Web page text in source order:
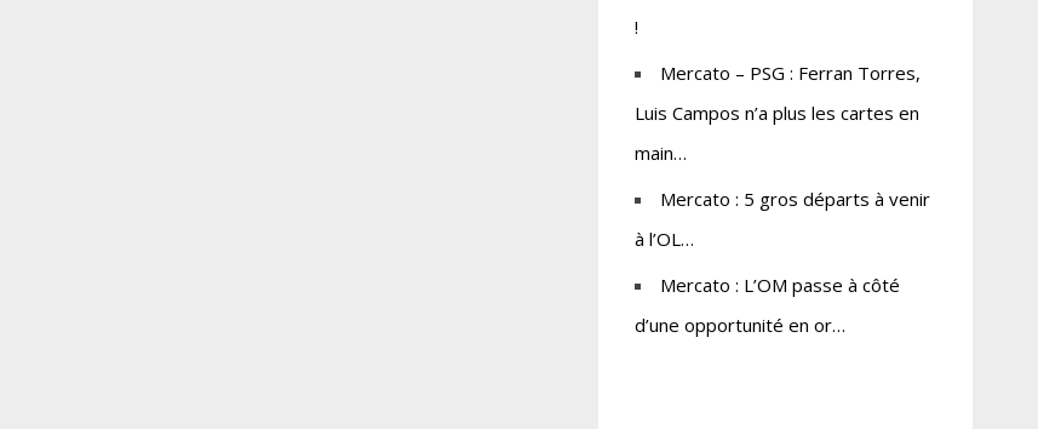
!
Mercato – PSG : Ferran Torres,
Luis Campos n’a plus les cartes en
main…
Mercato : 5 gros départs à venir
à l’OL…
Mercato : L’OM passe à côté
d’une opportunité en or…